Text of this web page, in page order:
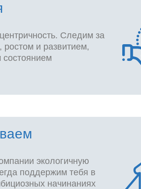
экологичную
поддержим тебя в
начинаниях
Следим за
ростом и развитием,